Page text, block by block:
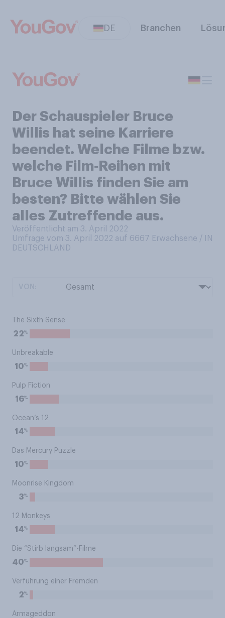
DE Branchen
Der Schauspieler Bruce
Willis hat seine Karriere
beendet. Welche Filme bzw.
welche Film‑Reihen mit
Bruce Willis finden Sie am
besten? Bitte wählen Sie
alles Zutreffende aus.
Veröffentlicht am 3. April 2022
Umfrage vom 3. April 2022 auf 6667 Erwachsene / IN
DEUTSCHLAND
The Sixth Sense
22%
Unbreakable
10%
Pulp Fiction
16%
Ocean’s 12
14%
Das Mercury Puzzle
10%
Moonrise Kingdom
3%
12 Monkeys
14%
Die “Stirb langsam”-Filme
40%
Verführung einer Fremden
2%
Armageddon